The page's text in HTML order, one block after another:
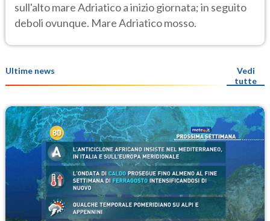
sull'alto mare Adriatico a inizio giornata; in seguito
deboli ovunque. Mare Adriatico mosso.
Ultime news
Vedi
tutte